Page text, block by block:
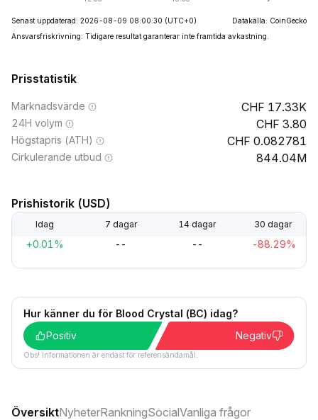
Senast uppdaterad: 2026-08-09 08:00:30 (UTC+0)
Datakälla: CoinGecko
Ansvarsfriskrivning: Tidigare resultat garanterar inte framtida avkastning.
Prisstatistik
Marknadsvärde 17.33K
24H volym 3.80
Högstapris (ATH) 0.082781
Cirkulerande utbud 844.04M
Prishistorik (USD)
Idag 7 dagar 14 dagar 30 dagar
+0.01% -- -- -88.29%
Hur känner du för Blood Crystal (BC) idag?
Positiv
Negativ
Obs! Informationen är endast för referensändamål.
ÖversiktNyheterRankningSocialVanliga frågor